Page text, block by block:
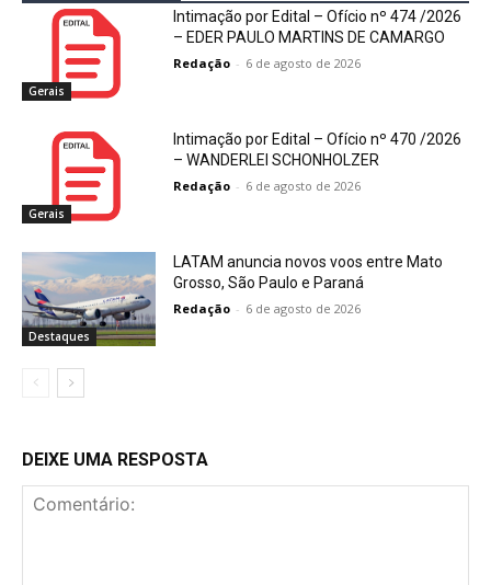
Gerais
Intimação por Edital – Ofício nº 474 /2026
– EDER PAULO MARTINS DE CAMARGO
Redação - 6 de agosto de 2026
Gerais
Intimação por Edital – Ofício nº 470 /2026
– WANDERLEI SCHONHOLZER
Redação - 6 de agosto de 2026
Destaques
LATAM anuncia novos voos entre Mato
Grosso, São Paulo e Paraná
Redação - 6 de agosto de 2026
DEIXE UMA RESPOSTA